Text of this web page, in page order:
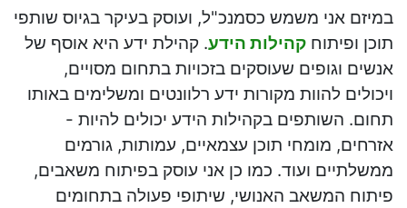
במיזם אני משמש כסמנכ"ל, ועוסק בעיקר בגיוס שותפי
תוכן ופיתוח קהילות הידע. קהילת ידע היא אוסף של
אנשים וגופים שעוסקים בזכויות בתחום מסויים,
ויכולים להוות מקורות ידע רלוונטים ומשלימים באותו
תחום. השותפים בקהילות הידע יכולים להיות -
אזרחים, מומחי תוכן עצמאיים, עמותות, גורמים
ממשלתיים ועוד. כמו כן אני עוסק בפיתוח משאבים,
פיתוח המשאב האנושי, שיתופי פעולה בתחומים